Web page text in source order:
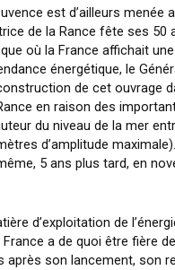
est d’ailleurs menée
de la Rance fête ses 50
où la France affichait
énergétique, le
de cet ouvrage
en raison des
du niveau de la mer
d’amplitude
5 ans plus tard, en
d’exploitation de
a de quoi être fière
après son lancement, son